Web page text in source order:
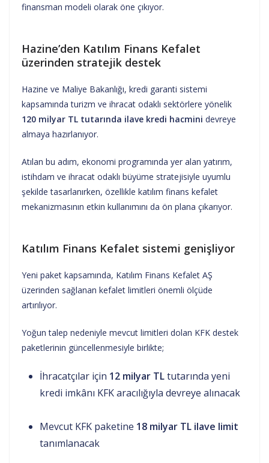
finansman modeli olarak öne çıkıyor.
Hazine’den Katılım Finans Kefalet
üzerinden stratejik destek
Hazine ve Maliye Bakanlığı, kredi garanti sistemi
kapsamında turizm ve ihracat odaklı sektörlere yönelik
120 milyar TL tutarında ilave kredi hacmini devreye
almaya hazırlanıyor.
Atılan bu adım, ekonomi programında yer alan yatırım,
istihdam ve ihracat odaklı büyüme stratejisiyle uyumlu
şekilde tasarlanırken, özellikle katılım finans kefalet
mekanizmasının etkin kullanımını da ön plana çıkarıyor.
Katılım Finans Kefalet sistemi genişliyor
Yeni paket kapsamında, Katılım Finans Kefalet AŞ
üzerinden sağlanan kefalet limitleri önemli ölçüde
artırılıyor.
Yoğun talep nedeniyle mevcut limitleri dolan KFK destek
paketlerinin güncellenmesiyle birlikte;
İhracatçılar için 12 milyar TLtutarında yeni
kredi imkânı KFK aracılığıyla devreye alınacak
Mevcut KFK paketine 18 milyar TL ilave limit
tanımlanacak